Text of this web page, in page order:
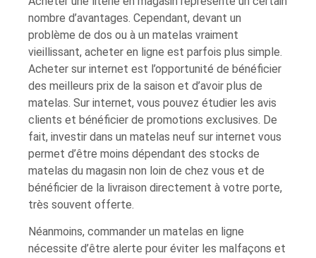
nombre d’avantages. Cependant, devant un
problème de dos ou à un matelas vraiment
vieillissant, acheter en ligne est parfois plus simple.
Acheter sur internet est l’opportunité de bénéficier
des meilleurs prix de la saison et d’avoir plus de
matelas. Sur internet, vous pouvez étudier les avis
clients et bénéficier de promotions exclusives. De
fait, investir dans un matelas neuf sur internet vous
permet d’être moins dépendant des stocks de
matelas du magasin non loin de chez vous et de
bénéficier de la livraison directement à votre porte,
très souvent offerte.
Néanmoins, commander un matelas en ligne
nécessite d’être alerte pour éviter les malfaçons et